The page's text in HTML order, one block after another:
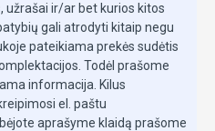
pridėta minkšta
iš aukštos kokybės
nugara į priekį iki 13kg
užrašai ir/ar bet kurios kitos
gali atrodyti kitaip negu
pateikiama prekės sudėtis
Todėl prašome
informacija. Kilus
el. paštu
aprašyme klaidą prašome